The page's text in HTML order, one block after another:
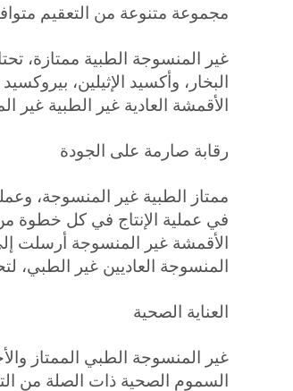
مجموعة متنوعة من التعقيم
غير المنسوجة الطبية ممتازة،
البخار، وأكسيد الإثيلين،
الأقمشة العادية غير الطبية غير
رقابة صارمة على الجودة
في عملية الإنتاج في كل خطوة
الأقمشة غير المنسوجة أرسلت
المنسوجة العاديين غير الطبي،
العناية الصحية
السموم الصحية ذات الصلة من